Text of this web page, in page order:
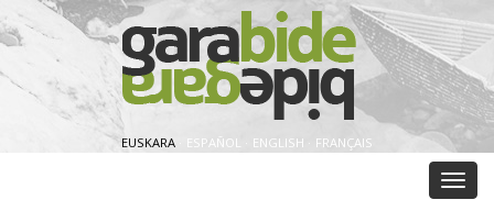
EUSKARA ESPAÑOL · ENGLISH · FRANÇAIS